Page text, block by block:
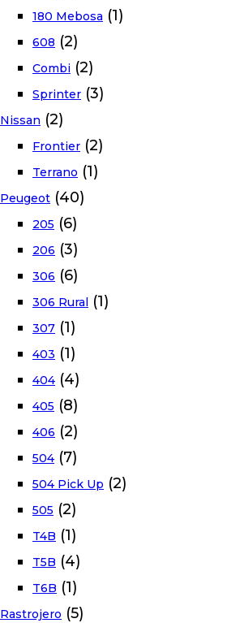
180 Mebosa (1)
608 (2)
Combi (2)
Sprinter (3)
Nissan (2)
Frontier (2)
Terrano (1)
Peugeot (40)
205 (6)
206 (3)
306 (6)
306 Rural (1)
307 (1)
403 (1)
404 (4)
405 (8)
406 (2)
504 (7)
504 Pick Up (2)
505 (2)
T4B (1)
T5B (4)
T6B (1)
Rastrojero (5)